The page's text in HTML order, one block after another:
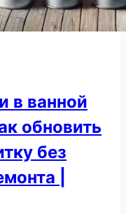
в ванной
обновить
без
|